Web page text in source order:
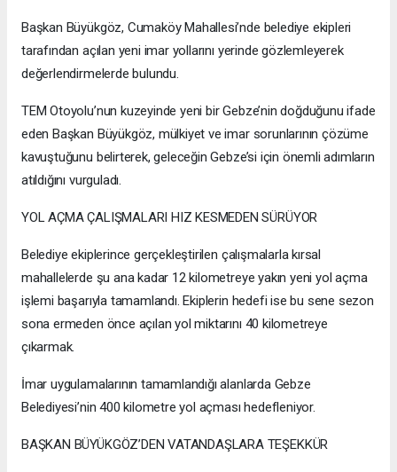
Başkan Büyükgöz, Cumaköy Mahallesi’nde belediye ekipleri
tarafından açılan yeni imar yollarını yerinde gözlemleyerek
değerlendirmelerde bulundu.
TEM Otoyolu’nun kuzeyinde yeni bir Gebze’nin doğduğunu ifade
eden Başkan Büyükgöz, mülkiyet ve imar sorunlarının çözüme
kavuştuğunu belirterek, geleceğin Gebze’si için önemli adımların
atıldığını vurguladı.
YOL AÇMA ÇALIŞMALARI HIZ KESMEDEN SÜRÜYOR
Belediye ekiplerince gerçekleştirilen çalışmalarla kırsal
mahallelerde şu ana kadar 12 kilometreye yakın yeni yol açma
işlemi başarıyla tamamlandı. Ekiplerin hedefi ise bu sene sezon
sona ermeden önce açılan yol miktarını 40 kilometreye
çıkarmak.
İmar uygulamalarının tamamlandığı alanlarda Gebze
Belediyesi’nin 400 kilometre yol açması hedefleniyor.
BAŞKAN BÜYÜKGÖZ’DEN VATANDAŞLARA TEŞEKKÜR